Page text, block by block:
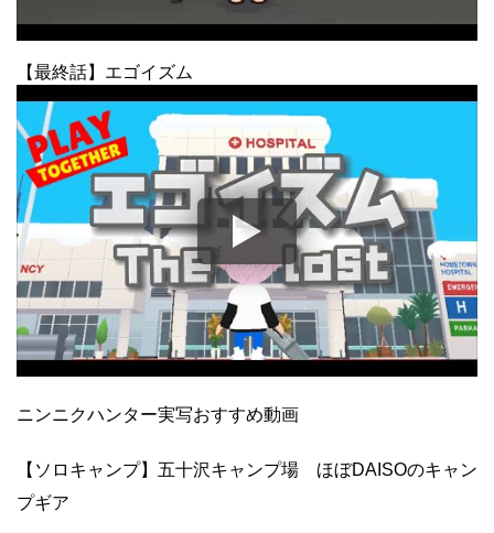
【最終話】エゴイズム
ニンニクハンター実写おすすめ動画
【ソロキャンプ】五十沢キャンプ場 ほぼDAISOのキャン
プギア